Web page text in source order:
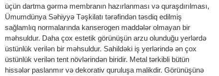
üçün dartma gərmə membranın hazırlanması və quraşdırılması,
Ümumdünya Səhiyyə Təşkilatı tərəfindən təsdiq edilmiş
sağlamlıq normalarında kanserogen maddələr olmayan bir
məhsuldur. Daha çox estetik görünüşün arzu olunduğu yerlərdə
üstünlük verilən bir məhsuldur. Sahildəki iş yerlərində ən çox
üstünlük verilən tent növlərindən biridir. Metal tərkibli bütün
hissələr paslanmır və dekorativ quruluşa malikdir. Görünüşünə